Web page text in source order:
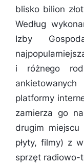
blisko bilion
Według
Izby
i różnego
platformy
zamierza go
drugim miejscu
płyty, filmy) z
sprzęt radiowo-